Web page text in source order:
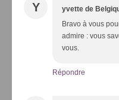
Y yvette de
Bravo à vous
admire : vous
vous.
Répondre